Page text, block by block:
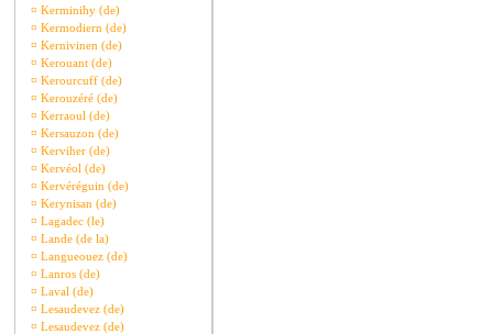
¤ Kerminihy (de)
¤ Kermodiern (de)
¤ Kernivinen (de)
¤ Kerouant (de)
¤ Kerourcuff (de)
¤ Kerouzéré (de)
¤ Kerraoul (de)
¤ Kersauzon (de)
¤ Kerviher (de)
¤ Kervéol (de)
¤ Kervéréguin (de)
¤ Kerynisan (de)
¤ Lagadec (le)
¤ Lande (de la)
¤ Langueouez (de)
¤ Lanros (de)
¤ Laval (de)
¤ Lesaudevez (de)
¤ Lesaudevez (de)